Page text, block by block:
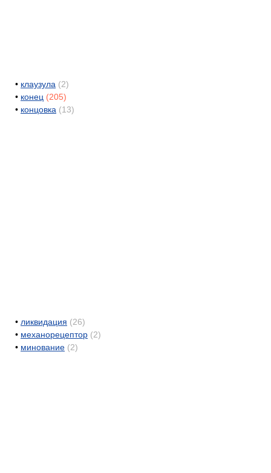
• клаузула (2)
• конец (205)
• концовка (13)
• ликвидация (26)
• механорецептор (2)
• минование (2)